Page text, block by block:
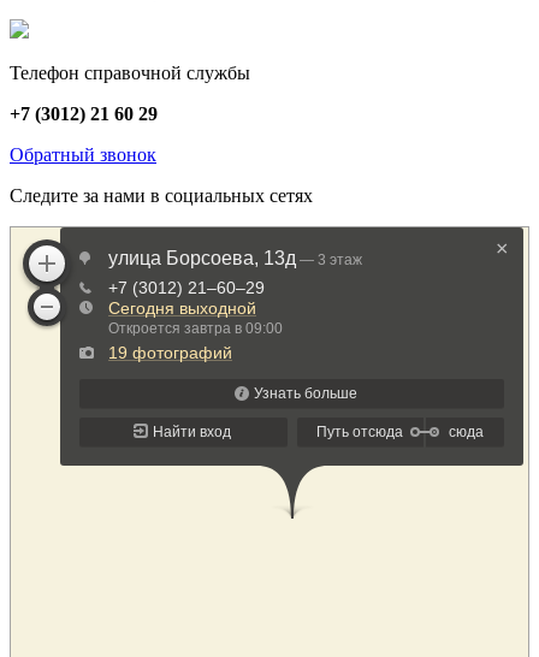
Телефон справочной службы
+7 (3012) 21 60 29
Обратный звонок
Следите за нами в социальных сетях